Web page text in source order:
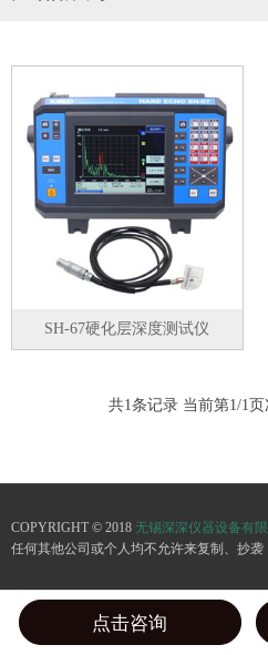
SH-67硬化层深度测试仪
共1条记录 当前第1/1
COPYRIGHT © 2018 无锡深深仪器设备有
任何其他公司或个人均不允许来复制、抄袭
点击咨询